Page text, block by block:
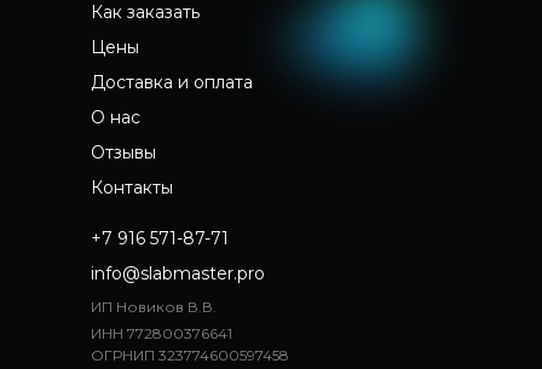
О нас
Отзывы
Как заказать
+7 916 571-87-71
info@slabmaster.pro
Контакты
Доставка и оплата
Цены
ИНН 772800376641
ОГРНИП 323774600597458
ИП Новиков В.В.